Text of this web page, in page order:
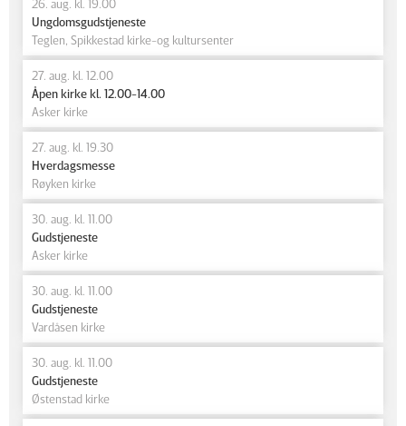
26. aug. kl. 19.00
Ungdomsgudstjeneste
Teglen, Spikkestad kirke-og kultursenter
27. aug. kl. 12.00
Åpen kirke kl. 12.00-14.00
Asker kirke
27. aug. kl. 19.30
Hverdagsmesse
Røyken kirke
30. aug. kl. 11.00
Gudstjeneste
Asker kirke
30. aug. kl. 11.00
Gudstjeneste
Vardåsen kirke
30. aug. kl. 11.00
Gudstjeneste
Østenstad kirke